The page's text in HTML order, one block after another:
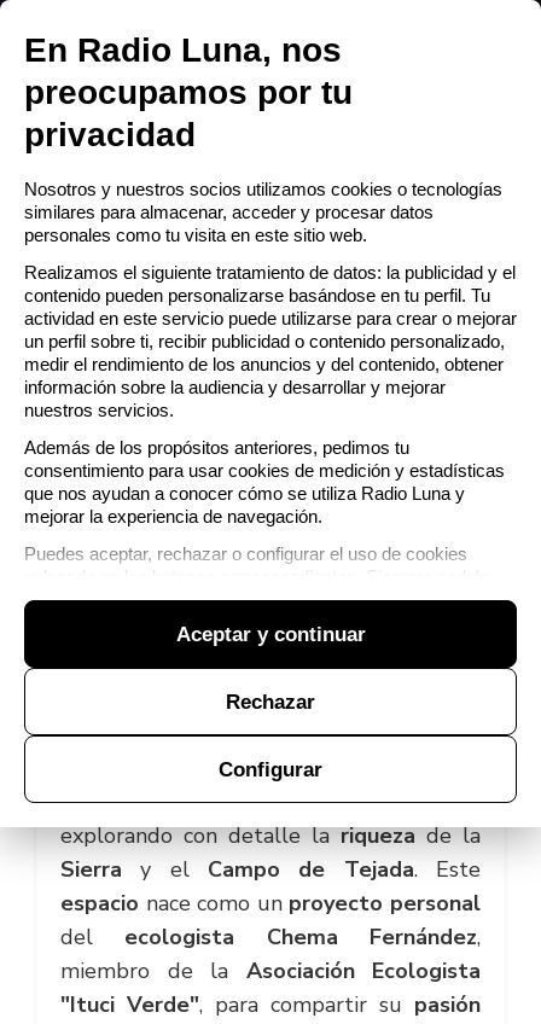
En Radio Luna, nos
preocupamos por tu
privacidad
Nosotros y nuestros socios utilizamos cookies o tecnologías
similares para almacenar, acceder y procesar datos
personales como tu visita en este sitio web.
Realizamos el siguiente tratamiento de datos: la publicidad y el
contenido pueden personalizarse basándose en tu perfil. Tu
actividad en este servicio puede utilizarse para crear o mejorar
un perfil sobre ti, recibir publicidad o contenido personalizado,
medir el rendimiento de los anuncios y del contenido, obtener
información sobre la audiencia y desarrollar y mejorar
nuestros servicios.
Además de los propósitos anteriores, pedimos tu
consentimiento para usar cookies de medición y estadísticas
que nos ayudan a conocer cómo se utiliza Radio Luna y
mejorar la experiencia de navegación.
Puedes aceptar, rechazar o configurar el uso de cookies
pulsando en los botones correspondientes. Siempre podrás
modificar tu elección desde laPolítica de cookies.
Aceptar y continuar
Rechazar
Configurar
men
ú
MENÚ
Lobos en Tejadaes un
rindehomenaje a nuestra naturaleza,
explorando con detalle lariquezade la
Sierra y el Campo de Tejada. Este
espacio nace como un proyecto personal
del ecologista Chema Fernández,
miembro de la Asociación Ecologista
"Ituci Verde", para compartir su pasión